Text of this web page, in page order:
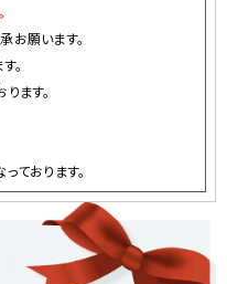
お願います。
。
ます。
ております。